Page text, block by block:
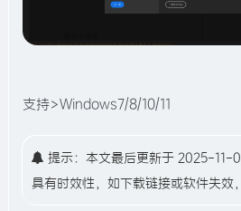
支持>Windows7/8/10/11
提示：本文最后更新于 2025-11-
具有时效性，如下载链接或软件失效